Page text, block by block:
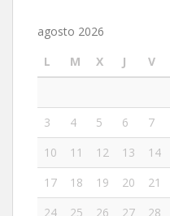
agosto 2026
L
M X J V
3
4 5 6 7
10
11 12 13 14
17
18 19 20 21
24
25 26 27 28